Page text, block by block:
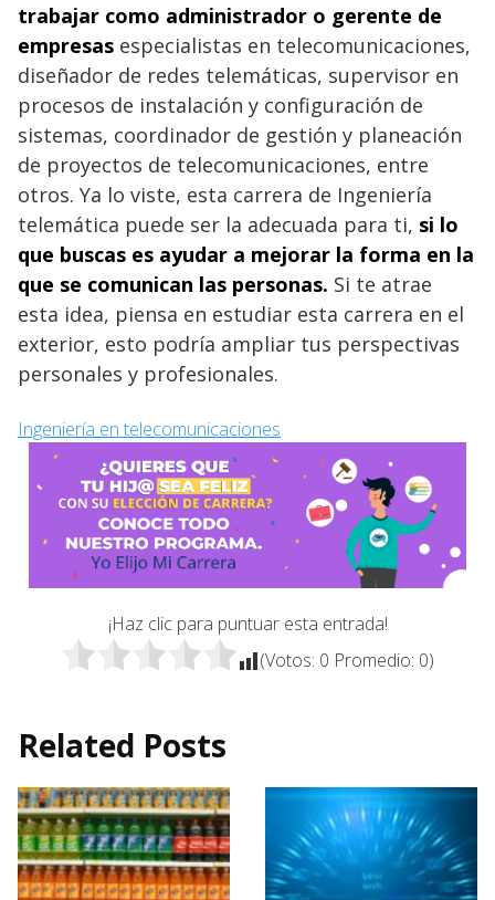
trabajar como administrador o gerente de
empresas especialistas en telecomunicaciones,
diseñador de redes telemáticas, supervisor en
procesos de instalación y configuración de
sistemas, coordinador de gestión y planeación
de proyectos de telecomunicaciones, entre
otros. Ya lo viste, esta carrera de Ingeniería
telemática puede ser la adecuada para ti, si lo
que buscas es ayudar a mejorar la forma en la
que se comunican las personas. Si te atrae
esta idea, piensa en estudiar esta carrera en el
exterior, esto podría ampliar tus perspectivas
personales y profesionales.
Ingeniería en telecomunicaciones
¡Haz clic para puntuar esta entrada!
(Votos: 0 Promedio: 0)
Related Posts